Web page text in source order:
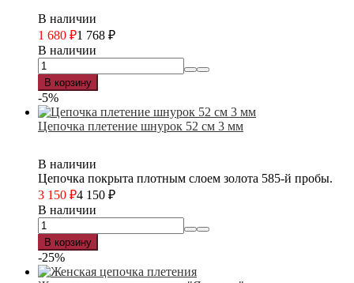
В наличии
1 680 ₽1 768 ₽
В наличии
В корзину
-5%
Цепочка плетение шнурок 52 см 3 мм
В наличии
Цепочка покрыта плотным слоем золота 585-й пробы.
3 150 ₽4 150 ₽
В наличии
В корзину
-25%